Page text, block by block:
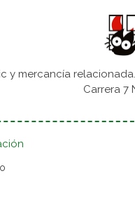
y mercancía
Carrera 7